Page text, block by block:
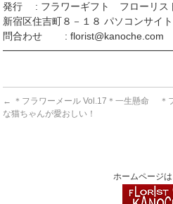
発行 : フラワーギフト フローリ
新宿区住吉町８－１８ パソコンサイ
問合わせ : florist@kanoche.com
← ＊フラワーメール Vol.17＊一生懸命
な猫ちゃんが愛おしい！
＊
ホームページ